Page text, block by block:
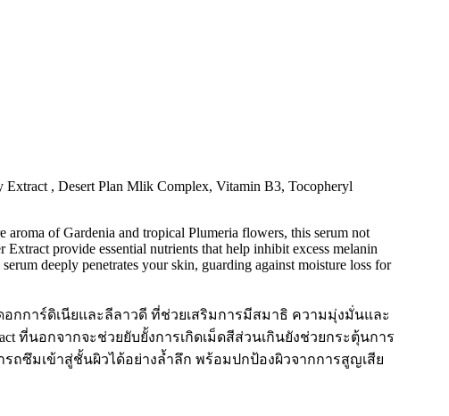
, Desert Plan Mlik Complex, Vitamin B3, Tocopheryl
of Gardenia and tropical Plumeria flowers, this serum not
provide essential nutrients that help inhibit excess melanin
deeply penetrates your skin, guarding against moisture loss for
การ์ดิเนียและลีลาวดี ที่ช่วยเสริมการมีสมาธิ ความมุ่งมั่นและ
ที่นอกจากจะช่วยยับยั้งการเกิดเม็ดสีส่วนเกินยังช่วยกระตุ้นการ
รถซึมเข้าสู่ชั้นผิวได้อย่างล้ำลึก พร้อมปกป้องผิวจากการสูญเสีย